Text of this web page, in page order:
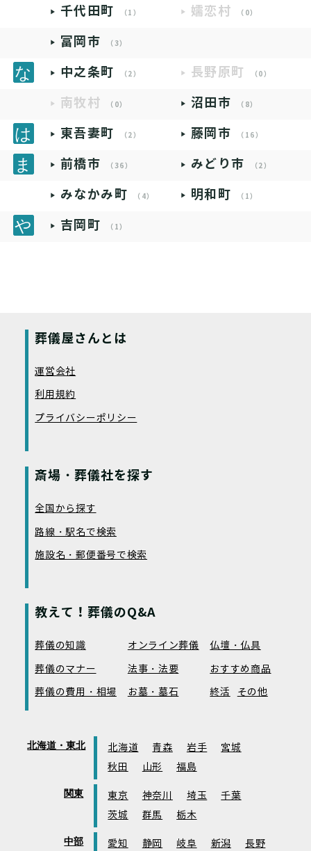
千代田町 （1） 嬬恋村 （0）
富岡市 （3）
中之条町 （2） 長野原町 （0）
南牧村 （0） 沼田市 （8）
東吾妻町 （2） 藤岡市 （16）
前橋市 （36） みどり市 （2）
みなかみ町 （4） 明和町 （1）
吉岡町 （1）
葬儀屋さんとは
運営会社
利用規約
プライバシーポリシー
斎場・葬儀社を探す
全国から探す
路線・駅名で検索
施設名・郵便番号で検索
教えて！葬儀のQ&A
葬儀の知識 オンライン葬儀
仏壇・仏具
葬儀のマナー
法事・法要
おすすめ商品
葬儀の費用・相場
お墓・墓石 終活 その他
北海道・東北 北海道 青森 岩手
宮城
秋田
山形 福島
関東 東京 神奈川 埼玉
千葉
茨城
群馬 栃木
中部 愛知 静岡 岐阜 新潟
長野